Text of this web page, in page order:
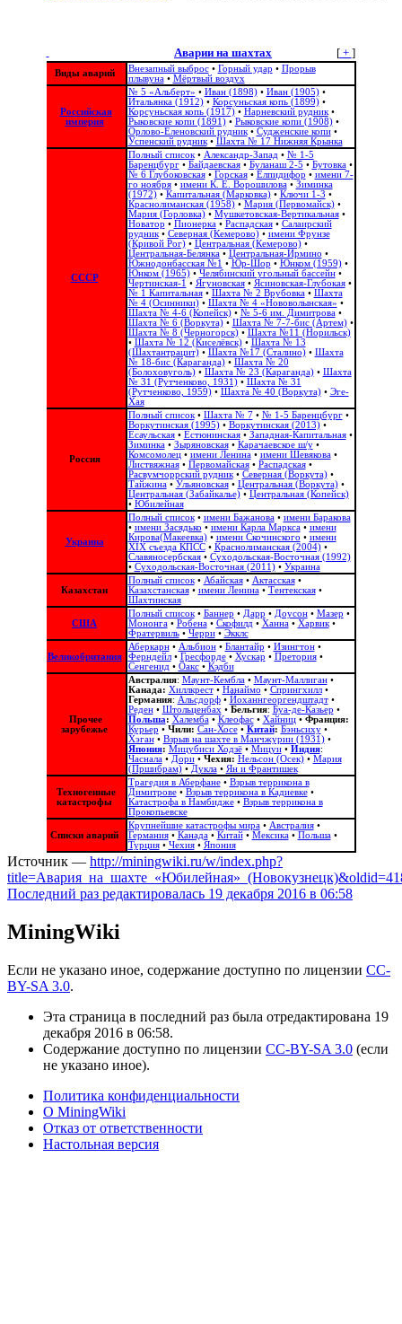
[+ ]
Аварии на шахтах
Виды аварий Внезапный выброс• Горный удар • Прорыв
плывуна• Мёртвый воздух
Российская
империя
№ 5 «Альберт» • Иван (1898)• Иван (1905)•
Итальянка (1912)• Корсуньская копь (1899)•
Корсуньская копь (1917)• Нарневский рудник•
Рыковские копи (1891)• Рыковские копи (1908)•
Орлово-Еленовский рудник• Судженские копи•
Успенский рудник• Шахта № 17 Нижняя Крынка
СССР
Полный список• Александр-Запад • № 1-5
Баренцбург• Байдаевская• Буланаш 2-5 • Бутовка•
№ 6 Глубоковская• Горская• Елпидифор • имени 7-
го ноября• имени К. Е. Ворошилова• Зиминка
(1972)• Капитальная (Марковка)• Ключи 1-3 •
Краснолиманская (1958)• Мария (Первомайск)•
Мария (Горловка)• Мушкетовская-Вертикальная•
Новатор • Пионерка• Распадская• Салаирский
рудник• Северная (Кемерово)• имени Фрунзе
(Кривой Рог)• Центральная (Кемерово)•
Центральная-Белянка• Центральная-Ирмино •
Южнодонбасская №1 • Юр-Шор • Юнком (1959)•
Юнком (1965)• Челябинский угольный бассейн•
Чертинская-1 • Ягуновская• Ясиновская-Глубокая•
№ 1 Капитальная• Шахта № 2 Врубовка• Шахта
№ 4 (Осинники)• Шахта № 4 «Нововолынская» •
Шахта № 4-6 (Копейск)• № 5-6 им. Димитрова•
Шахта № 6 (Воркута)• Шахта № 7-7-бис (Артем)•
Шахта № 8 (Черногорск)• Шахта №11 (Норильск)
• Шахта № 12 (Киселёвск)• Шахта № 13
(Шахтантрацит)• Шахта №17 (Сталино)• Шахта
№ 18-бис (Караганда)• Шахта № 20
(Болоховуголь)‎• Шахта № 23 (Караганда)• Шахта
№ 31 (Рутченково, 1931)• Шахта № 31
(Рутченково, 1959)• Шахта № 40 (Воркута)• Эге-
Хая
Россия
Полный список• Шахта № 7• № 1-5 Баренцбург•
Воркутинская (1995)• Воркутинская (2013)•
Есаульская• Естюнинская• Западная-Капитальная•
Зиминка• Зыряновская• Карачаевское ш/у•
Комсомолец• имени Ленина• имени Шевякова•
Листвяжная• Первомайская• Распадская•
Расвумчоррский рудник• Северная (Воркута)•
Тайжина• Ульяновская• Центральная (Воркута)•
Центральная (Забайкалье)• Центральная (Копейск)
• Юбилейная
Украина
Полный список• имени Бажанова• имени Баракова
• имени Засядько • имени Карла Маркса• имени
Кирова(Макеевка)• имени Скочинского • имени
ХІХ съезда КПСС• Краснолиманская (2004)•
Славяносербская• Суходольская-Восточная (1992)
• Суходольская-Восточная (2011)• Украина
Казахстан
Полный список• Абайская• Актасская•
Казахстанская• имени Ленина• Тентекская•
Шахтинская
США
Полный список• Баннер • Дарр • Доусон• Мазер •
Мононга• Робена• Скофилд • Ханна• Харвик•
Фратервиль• Черри• Экклс
Великобритания
Аберкарн• Альбион‎• Блантайр • Изингтон•
Ферндейл• Гресфорде• Хускар • Претория•
Сенгенид • Оакс• Кэдби
Прочее
зарубежье
Австралия: Маунт-Кембла• Маунт-Маллиган•
Канада: Хиллкрест• Нанаймо • Спрингхилл•
Германия: Альсдорф• Йоханнгеоргендштадт•
Реден• Штольценбах • Бельгия: Буа-де-Казьер •
Польша: Халемба• Клеофас• Хайниц• Франция:
Курьер • Чили: Сан-Хосе• Китай: Бэньсиху•
Хэган• Взрыв на шахте в Манчжурии (1931)•
Япония: Мицубиси Ходзё• Мицуи• Индия:
Часнала• Дори• Чехия: Нельсон (Осек)• Мария
(Пршибрам)• Дукла• Ян и Франтишек
Техногенные
катастрофы
Трагедия в Аберфане• Взрыв террикона в
Димитрове• Взрыв террикона в Кадиевке•
Катастрофа в Намбидже• Взрыв террикона в
Прокопьевске
Списки аварий
Крупнейшие катастрофы мира• Австралия•
Германия• Канада• Китай• Мексика• Польша•
Турция• Чехия• Япония
Источник — http://miningwiki.ru/w/index.php?
Последний раз редактировалась 19 декабря 2016 в 06:58
MiningWiki
Если не указано иное, содержание доступно по лицензии CC-
BY-SA 3.0.
Эта страница в последний раз была отредактирована 19
декабря 2016 в 06:58.
Содержание доступно по лицензии CC-BY-SA 3.0 (если
не указано иное).
Политика конфиденциальности
О MiningWiki
Отказ от ответственности
Настольная версия